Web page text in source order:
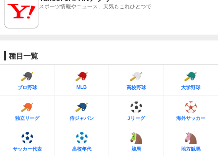
スポーツ情報やニュース、天気もこれひとつで
種目一覧
プロ野球 MLB 高校野球 大学野球
独立リーグ 侍ジャパン Jリーグ 海外サッカー
サッカー代表 高校年代 競馬 地方競馬